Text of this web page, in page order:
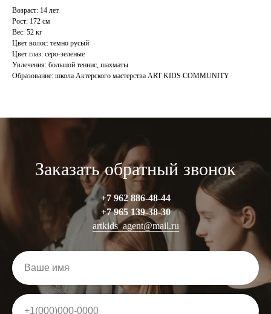
Возраст: 14 лет
Рост: 172 см
Вес: 52 кг
Цвет волос: темно русый
Цвет глаз: серо-зеленые
Увлечения: большой теннис, шахматы
Образование: школа Актерского мастерства ART KIDS COMMUNITY
Заказать обратный звонок
+7 962 886-48-44
+7 965 139-38-30
artkids_agent@mail.ru
Все права защищены © 2024
Создание сайта -Веб студия ZOT